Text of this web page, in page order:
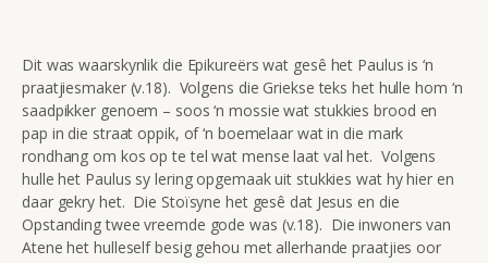
Dit was waarskynlik die Epikureërs wat gesê het Paulus is ‘n
praatjiesmaker (v.18). Volgens die Griekse teks het hulle hom ‘n
saadpikker genoem – soos ‘n mossie wat stukkies brood en
pap in die straat oppik, of ‘n boemelaar wat in die mark
rondhang om kos op te tel wat mense laat val het. Volgens
hulle het Paulus sy lering opgemaak uit stukkies wat hy hier en
daar gekry het. Die Stoïsyne het gesê dat Jesus en die
Opstanding twee vreemde gode was (v.18). Die inwoners van
Atene het hulleself besig gehou met allerhande praatjies oor